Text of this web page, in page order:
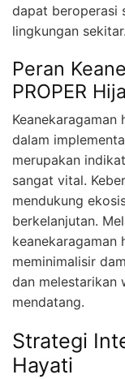
dapat beroperasi
lingkungan sekitar.
Peran
PROPER
dalam
merupakan
sangat vital.
mendukung
berkelanjutan.
keanekaragaman
meminimalisir
dan melestarikan
mendatang.
Strategi
Hayati